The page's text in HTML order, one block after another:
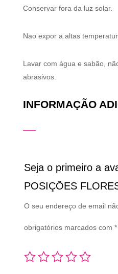
Conservar fora da luz solar.
Nao expor a altas
Lavar com água e sabão,
abrasivos.
INFORMAÇÃO
Seja o primeiro a
POSIÇÕES
O seu endereço de email
obrigatórios marcados com *